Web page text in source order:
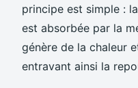
principe est simple :
est absorbée par la
génère de la chaleur
entravant ainsi la